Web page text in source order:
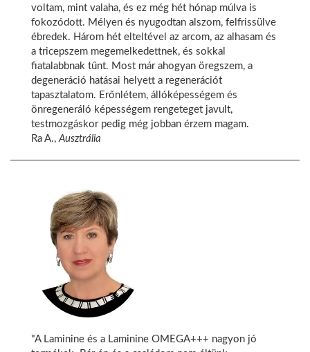
voltam, mint valaha, és ez még hét hónap múlva is
fokozódott. Mélyen és nyugodtan alszom, felfrissülve
ébredek. Három hét elteltével az arcom, az alhasam és
a tricepszem megemelkedettnek, és sokkal
fiatalabbnak tűnt. Most már ahogyan öregszem, a
degeneráció hatásai helyett a regenerációt
tapasztalatom. Erőnlétem, állóképességem és
önregeneráló képességem rengeteget javult,
testmozgáskor pedig még jobban érzem magam.
Ra A., Ausztrália
"A Laminine és a Laminine OMEGA+++ nagyon jó